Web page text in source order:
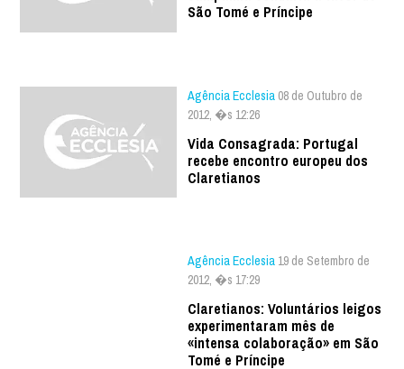
São Tomé e Príncipe
Agência Ecclesia 08 de Outubro de
2012, �s 12:26
Vida Consagrada: Portugal
recebe encontro europeu dos
Claretianos
Agência Ecclesia 19 de Setembro de
2012, �s 17:29
Claretianos: Voluntários leigos
experimentaram mês de
«intensa colaboração» em São
Tomé e Príncipe